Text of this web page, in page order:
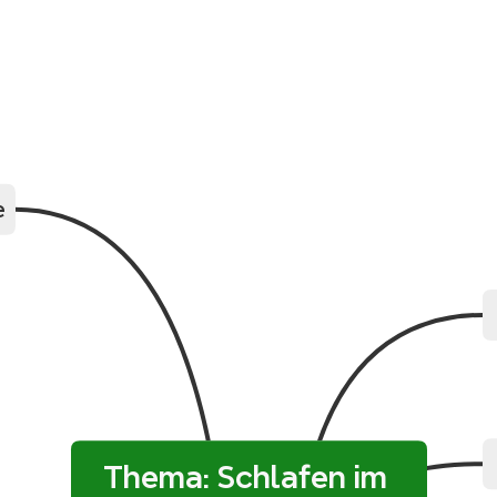
‎Thema: Schlafen im